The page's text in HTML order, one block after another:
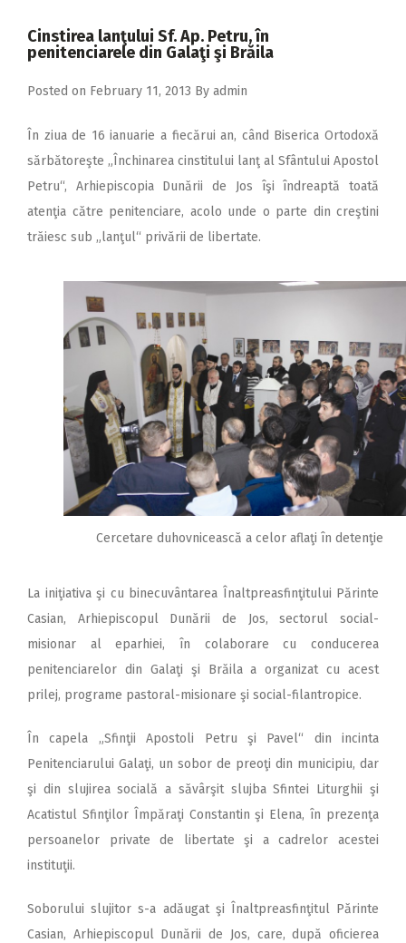
2017
2014
2012
2011
Cinstirea lanţului Sf. Ap. Petru, în
penitenciarele din Galaţi şi Brăila
Posted on February 11, 2013 By admin
În ziua de 16 ianuarie a fiecărui an, când Biserica Ortodoxă
sărbătoreşte „Închinarea cinstitului lanţ al Sfântului Apostol
Petru“, Arhiepiscopia Dunării de Jos îşi îndreaptă toată
atenţia către penitenciare, acolo unde o parte din creştini
trăiesc sub „lanţul“ privării de libertate.
Cercetare duhovnicească a celor aflaţi în detenţie
La iniţiativa şi cu binecuvântarea Înaltpreasfinţitului Părinte
Casian, Arhiepiscopul Dunării de Jos, sectorul social-
misionar al eparhiei, în colaborare cu conducerea
penitenciarelor din Galaţi şi Brăila a organizat cu acest
prilej, programe pastoral-misionare şi social-filantropice.
În capela „Sfinţii Apostoli Petru şi Pavel“ din incinta
Penitenciarului Galaţi, un sobor de preoţi din municipiu, dar
şi din slujirea socială a săvârşit slujba Sfintei Liturghii şi
Acatistul Sfinţilor Împăraţi Constantin şi Elena, în prezenţa
persoanelor private de libertate şi a cadrelor acestei
instituţii.
Soborului slujitor s-a adăugat şi Înaltpreasfinţitul Părinte
Casian, Arhiepiscopul Dunării de Jos, care, după oficierea